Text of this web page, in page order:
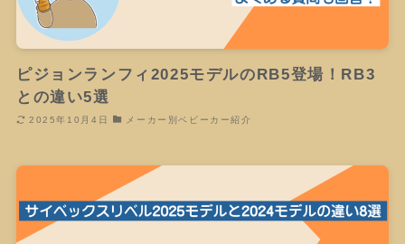
ピジョンランフィ2025モデルのRB5登場！RB3
との違い5選
2025年10月4日 メーカー別ベビーカー紹介